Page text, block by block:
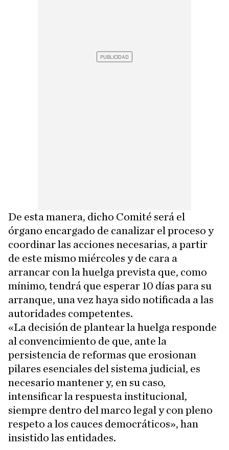
De esta manera, dicho Comité será el
órgano encargado de canalizar el proceso y
coordinar las acciones necesarias, a partir
de este mismo miércoles y de cara a
arrancar con la huelga prevista que, como
mínimo, tendrá que esperar 10 días para su
arranque, una vez haya sido notificada a las
autoridades competentes.
«La decisión de plantear la huelga responde
al convencimiento de que, ante la
persistencia de reformas que erosionan
pilares esenciales del sistema judicial, es
necesario mantener y, en su caso,
intensificar la respuesta institucional,
siempre dentro del marco legal y con pleno
respeto a los cauces democráticos», han
insistido las entidades.